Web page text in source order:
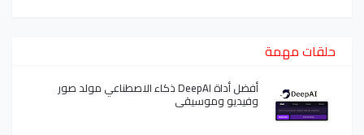
حلقات مهمة
أفضل أداة DeepAI ذكاء الاصطناعي مولد صور
وفيديو وموسيقى